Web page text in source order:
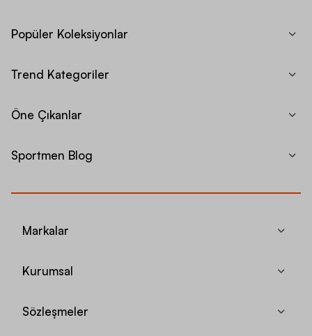
Popüler Koleksiyonlar
Trend Kategoriler
Öne Çıkanlar
Sportmen Blog
Markalar
Kurumsal
Sözleşmeler